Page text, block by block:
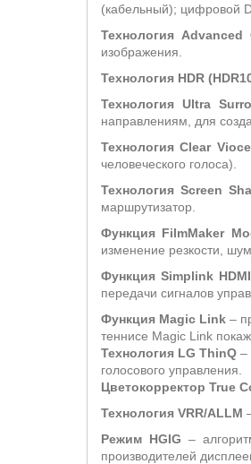
(кабельный); цифровой
Технология Advanced
изображения.
Технология HDR
Технология Ultra
направлениям, для
Технология Clear
человеческого голоса).
Технология Screen
маршрутизатор.
Функция FilmMaker
изменение резкости,
Функция Simplink
передачи сигналов
Функция Magic Link –
теннисе Magic Link
Технология LG ThinQ –
голосового управления.
Цветокорректор True
Технология VRR/ALLM
Режим HGIG –
производителей